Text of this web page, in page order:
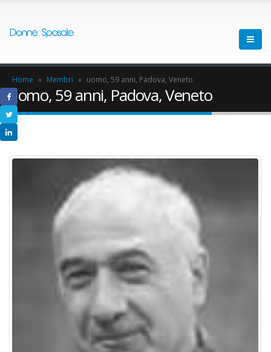
Home » Membri » uomo, 59 anni, Padova, Veneto
uomo, 59 anni, Padova, Veneto